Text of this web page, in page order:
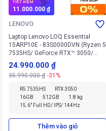
TIẾT KIỆM
11.000.000 ₫
LENOVO
Laptop Lenovo LOQ Essential
15ARP10E - 83S0000DVN (Ryzen 5
7535HS/ GeForce RTX™ 3050/
16GB/ 512GB/ Win 11 Home SL)
24.990.000 ₫
35.990.000 ₫ -31%
R5 7535HS
RTX 3050
16GB
512GB
1.8 kg
15.6" Full HD/ IPS/ 144Hz
Thêm vào giỏ